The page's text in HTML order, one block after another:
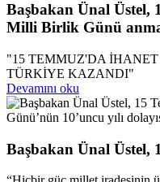
Başbakan Ünal Üstel,
Milli Birlik Günü
"15 TEMMUZ'DA
TÜRKİYE KAZANDI"
Devamını oku
Başbakan Ünal Üstel,